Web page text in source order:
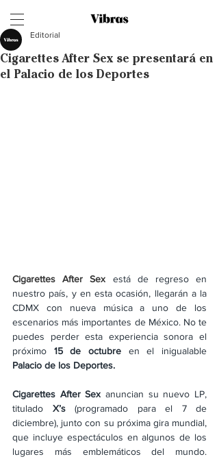
Cigarettes After Sex se presentará en
el Palacio de los Deportes
Editorial
Cigarettes After Sex
está de regreso en
nuestro país, y en esta ocasión, llegarán a la
CDMX con nueva música a uno de los
escenarios más importantes de México. No te
puedes perder esta experiencia sonora el
próximo 15 de octubre
Palacio de los Deportes.
Cigarettes After Sex anuncian su nuevo LP,
titulado X’s (programado para el 7 de
diciembre), junto con su próxima gira mundial,
que incluye espectáculos en algunos de los
lugares más emblemáticos del mundo.